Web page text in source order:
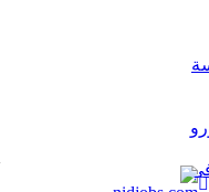
يصل إلى 25,000 يورو